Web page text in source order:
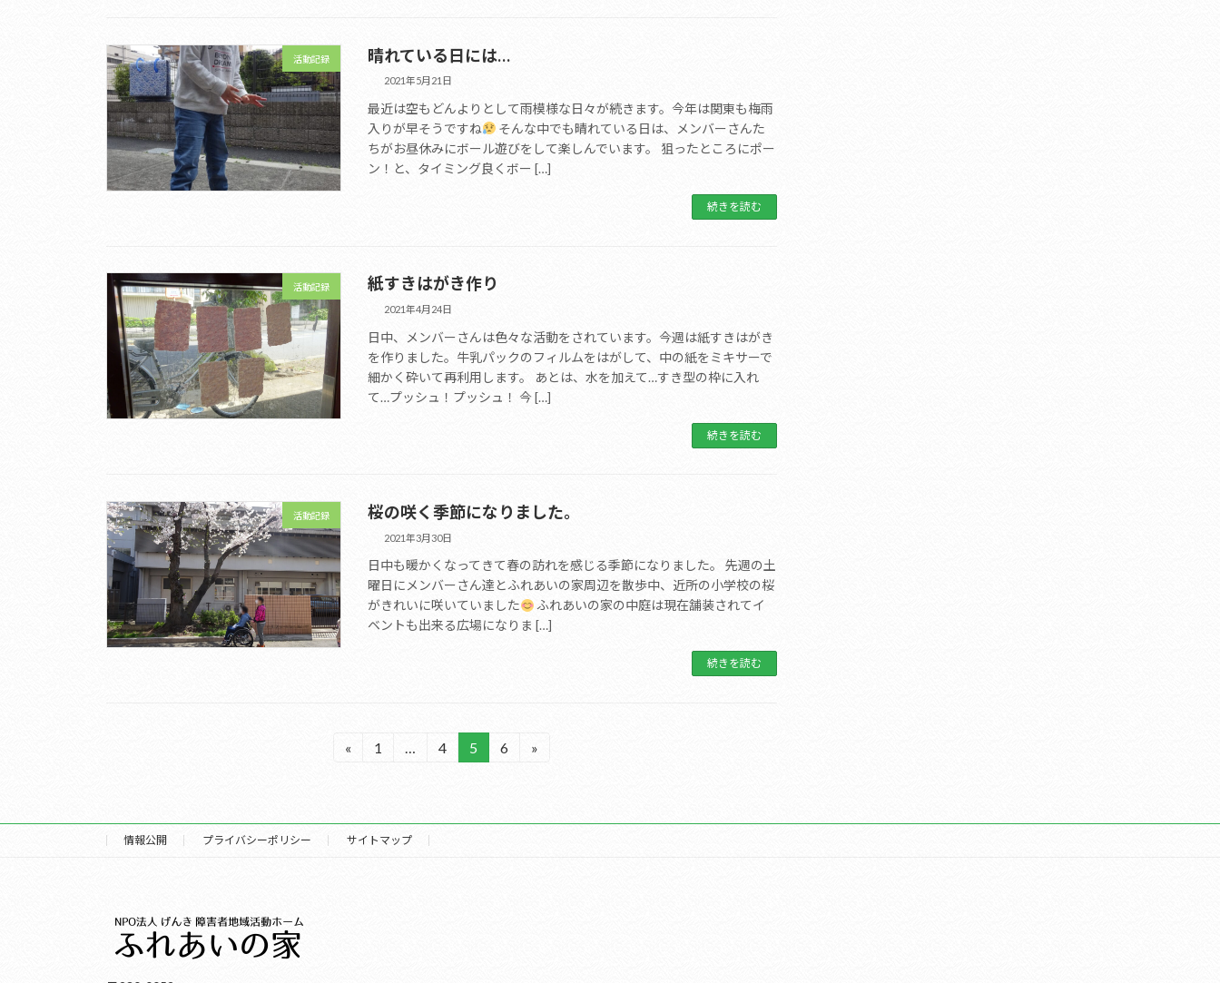
活動記録 晴れている日には…
2021年5月21日
最近は空もどんよりとして雨模様な日々が続きます。今年は関東も梅雨
入りが早そうですね
そんな中でも晴れている日は、メンバーさんた
ちがお昼休みにボール遊びをして楽しんでいます。 狙ったところにポー
ン！と、タイミング良くボー […]
続きを読む
活動記録 紙すきはがき作り
2021年4月24日
日中、メンバーさんは色々な活動をされています。今週は紙すきはがき
を作りました。牛乳パックのフィルムをはがして、中の紙をミキサーで
細かく砕いて再利用します。 あとは、水を加えて…すき型の枠に入れ
て…プッシュ！プッシュ！ 今 […]
続きを読む
活動記録 桜の咲く季節になりました。
2021年3月30日
日中も暖かくなってきて春の訪れを感じる季節になりました。 先週の土
曜日にメンバーさん達とふれあいの家周辺を散歩中、近所の小学校の桜
がきれいに咲いていました
ふれあいの家の中庭は現在舗装されてイ
ベントも出来る広場になりま […]
続きを読む
の
ペ
ジ
送
«
固
ジ
1 …
固
4
固
5
固
6 »
情報公開 プライバシーポリシー サイトマップ